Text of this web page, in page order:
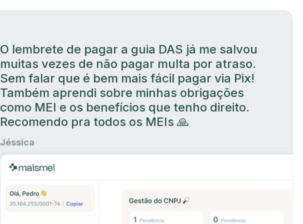
O lembrete de pagar a guia DAS já me salvou
muitas vezes de não pagar multa por atraso.
Sem falar que é bem mais fácil pagar via Pix!
Também aprendi sobre minhas obrigações
como MEI e os benefícios que tenho direito.
Recomendo pra todos os MEIs 🙏
Jéssica